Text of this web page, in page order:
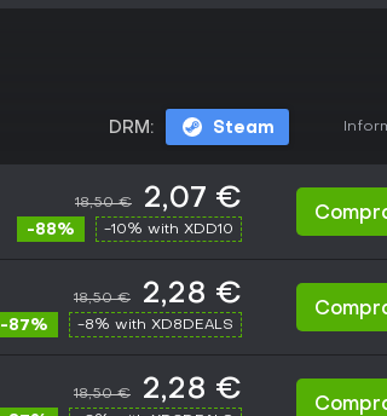
DRM: Steam
18,50 € 2,07 €
-88% -10% with XDD10
18,50 € 2,28 €
-87% -8% with XD8DEALS
18,50 € 2,28 €